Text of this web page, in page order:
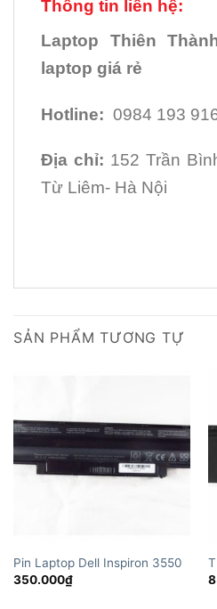
Thông tin liên hệ:
Laptop Thiên
laptop giá rẻ
Hotline: 0984 193
Địa chỉ: 152 Trần
Từ Liêm- Hà Nội
SẢN PHẨM TƯƠNG TỰ
Pin Laptop Dell Inspiron 3550
350.000₫